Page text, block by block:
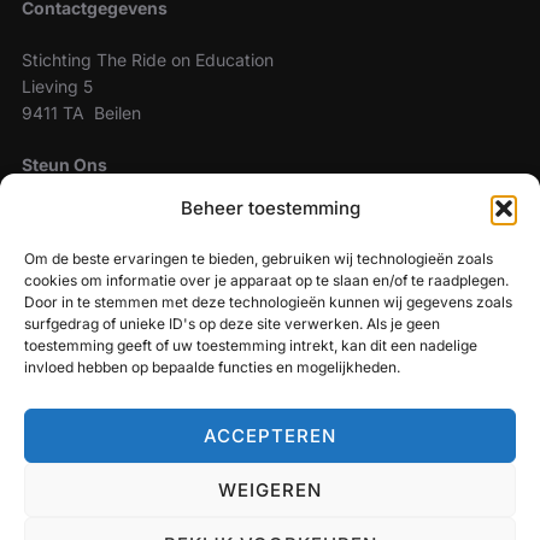
Beheer toestemming
Om de beste ervaringen te bieden, gebruiken wij technologieën zoals
cookies om informatie over je apparaat op te slaan en/of te raadplegen.
Door in te stemmen met deze technologieën kunnen wij gegevens zoals
surfgedrag of unieke ID's op deze site verwerken. Als je geen
toestemming geeft of uw toestemming intrekt, kan dit een nadelige
invloed hebben op bepaalde functies en mogelijkheden.
ACCEPTEREN
WEIGEREN
Contactgegevens
Stichting The Ride on Education
Lieving 5
9411 TA Beilen
Steun Ons
The Ride On Education is een ANBI stichting. Wilt u ons
NL49 TRIO 2024 5833 50
ZOEKEN